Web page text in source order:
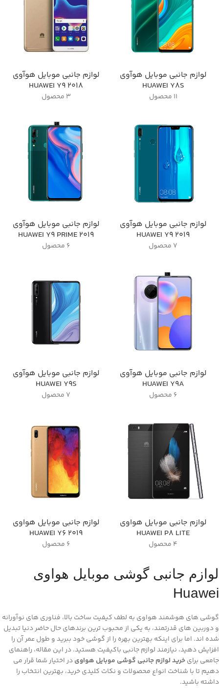
لوازم جانبی موبایل هوآوی
HUAWEI Y8S
11 محصول
لوازم جانبی موبایل هوآوی
HUAWEI Y9 2018
3 محصول
لوازم جانبی موبایل هوآوی
HUAWEI Y9 2019
7 محصول
لوازم جانبی موبایل هوآوی
HUAWEI Y9 PRIME 2019
6 محصول
لوازم جانبی موبایل هوآوی
HUAWEI Y9A
6 محصول
لوازم جانبی موبایل هوآوی
HUAWEI Y9S
7 محصول
لوازم جانبی موبایل هواوی
HUAWEI P8 LITE
4 محصول
لوازم جانبی موبایل هواوی
HUAWEI Y6 2019
6 محصول
لوازم جانبی گوشی موبایل هواوی
Huawei
گوشی های هوشمند هواوی به لطف کیفیت ساخت بالا، فناوری های نوآورانه
و دوربین های قدرتمند، به یکی از محبوب ترین برندهای حال حاضر دنیا تبدیل
شده اند. اما برای اینکه بهترین بهره را از گوشی خود ببرید و طول عمر آن را
افزایش دهید، نیازمند لوازم جانبی باکیفیت هستید. در این مقاله، راهنمای
جامعی برایخرید لوازم جانبی گوشی موبایل هواویدر اختیار شما قرار می
دهیم تا با شناخت انواع محصولات و نکات کلیدی خرید، بهترین انتخاب را
داشته باشید.